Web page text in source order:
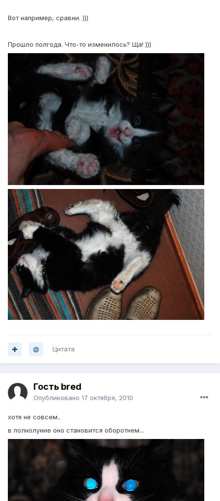
Вот например, сравни. )))
Прошло полгода. Что-то изменилось? Ща! )))
Цитата
Гость bred
Опубликовано 17 октября, 2010
хотя не совсем..
в полнолуние оно становится оборотнем...